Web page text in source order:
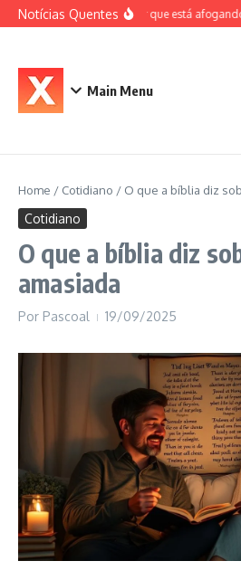
Ir para o conteúdo
Notícias QuentesSonhar que está
Main Menu
Home / Cotidiano / O que a bíblia diz
Cotidiano
O que a bíblia diz
amasiada
Por Pascoal 19/09/2025